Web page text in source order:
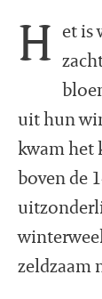
H et is
uit hun
kwam het
boven de
zeldzaam